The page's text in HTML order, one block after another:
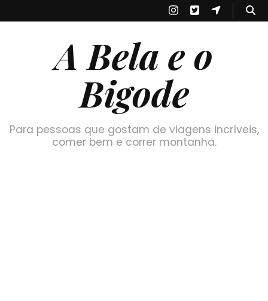
A Bela e o
Bigode
Para pessoas que gostam de viagens incríveis,
comer bem e correr montanha.